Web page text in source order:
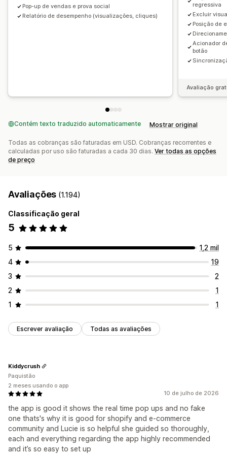
Segmentos de clientes
Pop-up de vendas e prova social
Relatório de desempenho (visualizações, cliques)
regressiva
Excluir
Posição de
Acionador
botão
Avaliação
Contém texto traduzido automaticamente Mostrar original
Todas as cobranças são faturadas em USD. Cobranças recorrentes e
calculadas por uso são faturadas a cada 30 dias. Ver todas as opções
de preço
Avaliações (1.194)
Classificação geral
5
5
1,2 mil
4
19
3
2
2
1
1
1
Escrever avaliação Todas as avaliações
10 de julho de 2026
the app is good it shows the real time pop ups and no fake
one thats's why it is good for shopify and e-commerce
community and Lucie is so helpful she guided so thoroughly,
each and everything regarding the app highly recommended
and it’s so easy to set up
Kiddycrush
Paquistão
2 meses usando o app